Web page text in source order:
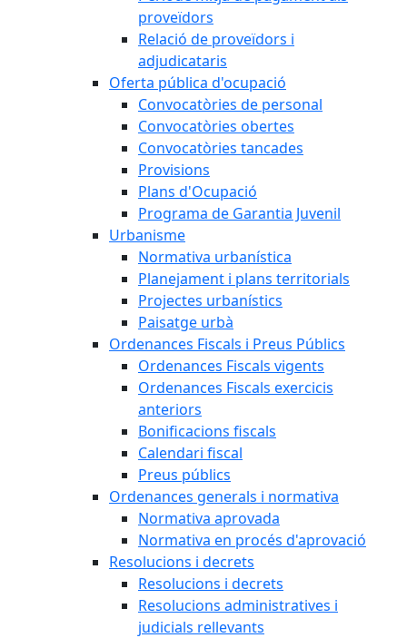
proveïdors
Relació de proveïdors i
adjudicataris
Oferta pública d'ocupació
Convocatòries de personal
Convocatòries obertes
Convocatòries tancades
Provisions
Plans d'Ocupació
Programa de Garantia Juvenil
Urbanisme
Normativa urbanística
Planejament i plans territorials
Projectes urbanístics
Paisatge urbà
Ordenances Fiscals i Preus Públics
Ordenances Fiscals vigents
Ordenances Fiscals exercicis
anteriors
Bonificacions fiscals
Calendari fiscal
Preus públics
Ordenances generals i normativa
Normativa aprovada
Normativa en procés d'aprovació
Resolucions i decrets
Resolucions i decrets
Resolucions administratives i
judicials rellevants